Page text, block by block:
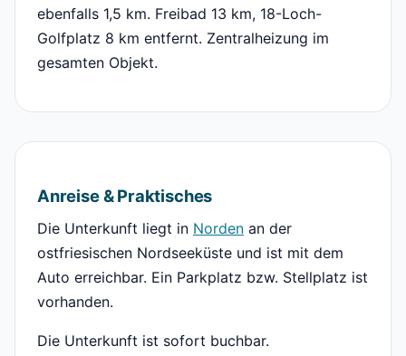
ebenfalls 1,5 km. Freibad 13 km, 18-Loch-
Golfplatz 8 km entfernt. Zentralheizung im
gesamten Objekt.
Anreise & Praktisches
Die Unterkunft liegt in Norden an der
ostfriesischen Nordseeküste und ist mit dem
Auto erreichbar. Ein Parkplatz bzw. Stellplatz ist
vorhanden.
Die Unterkunft ist sofort buchbar.